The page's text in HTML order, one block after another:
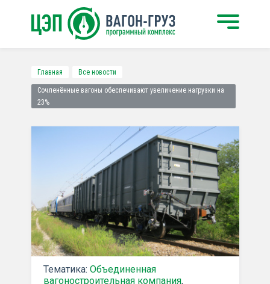
Главная Все новости
Сочленённые вагоны обеспечивают увеличение нагрузки на
23%
Тематика: Объединенная
вагоностроительная компания,